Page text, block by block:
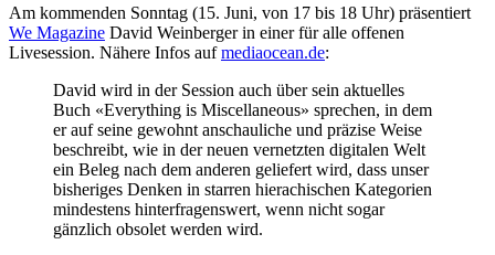
Am kommenden Sonntag (15. Juni, von 17 bis 18 Uhr) präsentiert
We Magazine David Weinberger in einer für alle offenen
Livesession. Nähere Infos aufmediaocean.de:
David wird in der Session auch über sein aktuelles
Buch «Everything is Miscellaneous» sprechen, in dem
er auf seine gewohnt anschauliche und präzise Weise
beschreibt, wie in der neuen vernetzten digitalen Welt
ein Beleg nach dem anderen geliefert wird, dass unser
bisheriges Denken in starren hierachischen Kategorien
mindestens hinterfragenswert, wenn nicht sogar
gänzlich obsolet werden wird.